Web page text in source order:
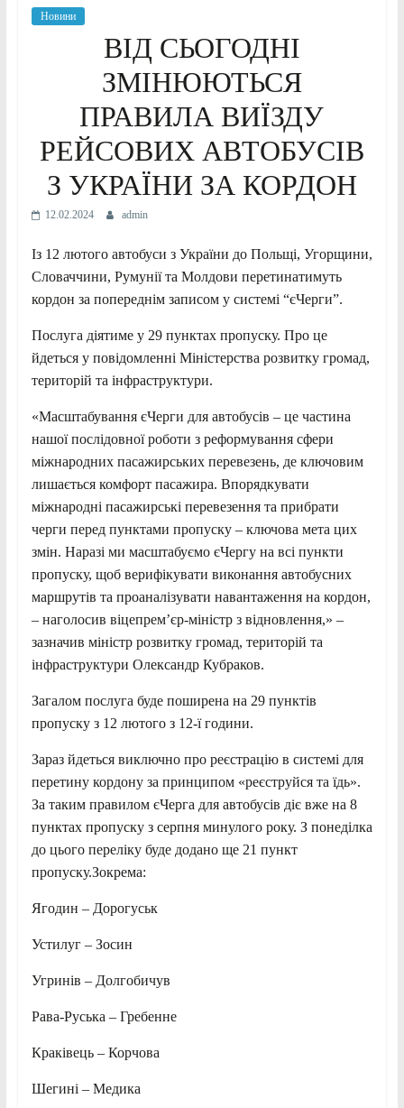
Новини
ВІД СЬОГОДНІ
ЗМІНЮЮТЬСЯ
ПРАВИЛА ВИЇЗДУ
РЕЙСОВИХ АВТОБУСІВ
З УКРАЇНИ ЗА КОРДОН
12.02.2024 admin
Із 12 лютого автобуси з України до Польщі, Угорщини,
Словаччини, Румунії та Молдови перетинатимуть
кордон за попереднім записом у системі “єЧерги”.
Послуга діятиме у 29 пунктах пропуску. Про це
йдеться у повідомленні Міністерства розвитку громад,
територій та інфраструктури.
«Масштабування єЧерги для автобусів – це частина
нашої послідовної роботи з реформування сфери
міжнародних пасажирських перевезень, де ключовим
лишається комфорт пасажира. Впорядкувати
міжнародні пасажирські перевезення та прибрати
черги перед пунктами пропуску – ключова мета цих
змін. Наразі ми масштабуємо єЧергу на всі пункти
пропуску, щоб верифікувати виконання автобусних
маршрутів та проаналізувати навантаження на кордон,
– наголосив віцепрем’єр-міністр з відновлення,» –
зазначив міністр розвитку громад, територій та
інфраструктури Олександр Кубраков.
Загалом послуга буде поширена на 29 пунктів
пропуску з 12 лютого з 12-ї години.
Зараз йдеться виключно про реєстрацію в системі для
перетину кордону за принципом «реєструйся та їдь».
За таким правилом єЧерга для автобусів діє вже на 8
пунктах пропуску з серпня минулого року. З понеділка
до цього переліку буде додано ще 21 пункт
пропуску.Зокрема:
Ягодин – Дорогуськ
Устилуг – Зосин
Угринів – Долгобичув
Рава-Руська – Гребенне
Краківець – Корчова
Шегині – Медика